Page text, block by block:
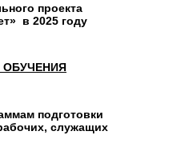
проекта
в 2025 году
подготовки
служащих